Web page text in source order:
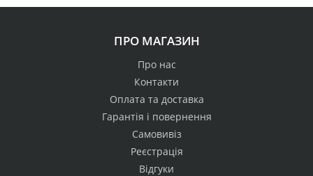
ПРО МАГАЗИН
Про нас
Контакти
Оплата та доставка
Гарантія і повернення
Самовивіз
Реєстрація
Відгуки